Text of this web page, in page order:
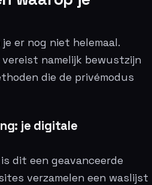
er nog niet helemaal.
namelijk bewustzijn
die de privémodus
je digitale
dit een geavanceerde
verzamelen een waslijst